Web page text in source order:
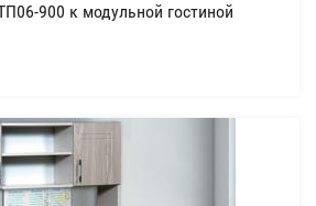
900 к модульной гостиной